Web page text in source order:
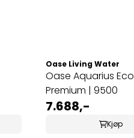
Oase Living Water
Oase Aquarius Eco
Premium | 9500
7.688,-
Kjøp